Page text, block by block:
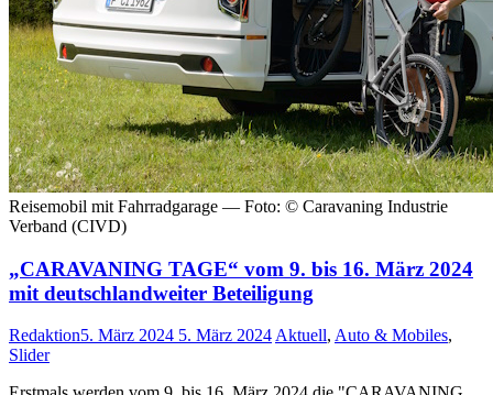
Reisemobil mit Fahrradgarage — Foto: © Caravaning Industrie
Verband (CIVD)
„CARAVANING TAGE“ vom 9. bis 16. März 2024
mit deutschlandweiter Beteiligung
Redaktion5. März 2024 5. März 2024 Aktuell, Auto & Mobiles,
Slider